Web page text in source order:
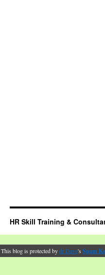
HR Skill Training &
This blog is protected bydr Dave's Spam